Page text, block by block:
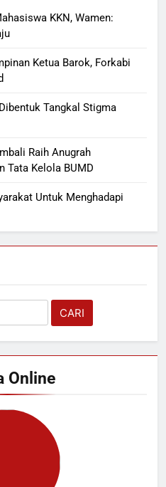
KKN, Wamen:
Ketua Barok, Forkabi
Tangkal Stigma
Raih Anugrah
Tata Kelola BUMD
Untuk Menghadapi
Online